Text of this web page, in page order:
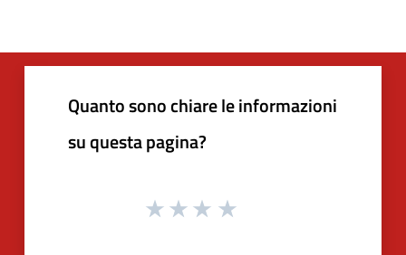
Quanto sono chiare le informazioni
su questa pagina?